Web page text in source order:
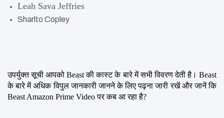
Leah Sava Jeffries
Sharlto Copley
उपर्युक्त सूची आपको Beast की कास्ट के बारे में सभी विवरण देती है। Beast
के बारे में अधिक विपुल जानकारी जानने के लिए पढ़ना जारी रखें और जानें कि
Beast Amazon Prime Video पर कब आ रहा है?